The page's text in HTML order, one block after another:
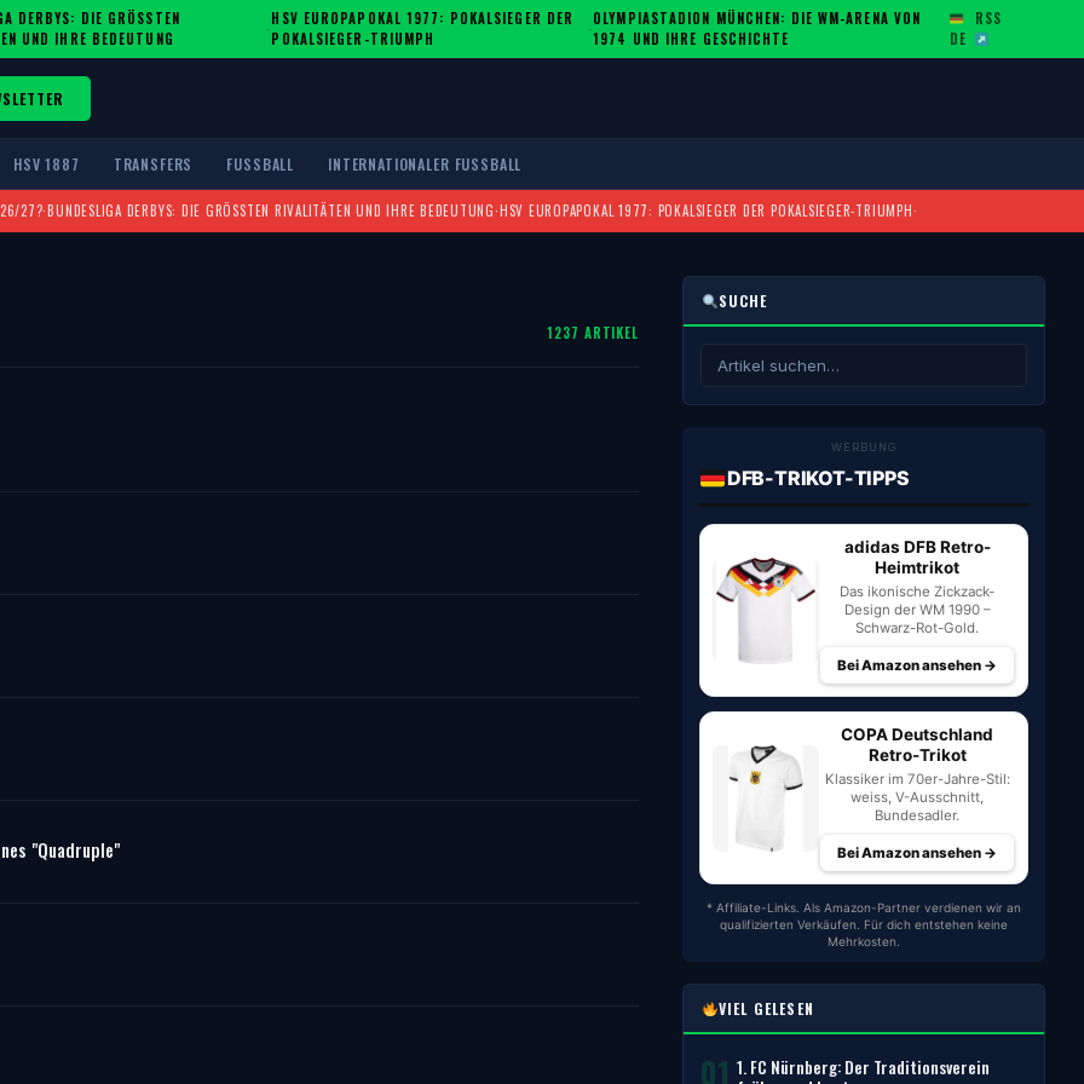
DERBYS: DIE GRÖSSTEN R
UND IHRE BEDEUTUNG
·
HSV EUROPAPOKAL 1977: POKALSIEGER DER
POKALSIEGER-TRIUMPH
·
OLYMPIASTADION MÜNCHEN: DIE WM-ARENA VON
1974 UND IHRE GESCHICHTE
DE
RSS
HSV 1887 TRANSFERS FUSSBALL INTERNATIONALER FUSSBALL
27?·BUNDESLIGA DERBYS: DIE GRÖSSTEN RIVALITÄTEN UND IHRE BEDEUTUNG ·HSV EUROPAPOKAL 1977: POKALSIEGER DER POKALSIEGER-TRIUMPH·
1237 ARTIKEL
"Quadruple"
SUCHE
WERBUNG
DFB-TRIKOT-TIPPS
adidas DFB Retro-
Heimtrikot
Das ikonische Zickzack-
Design der WM 1990 –
Schwarz-Rot-Gold.
Bei Amazon ansehen →
COPA Deutschland
Retro-Trikot
Klassiker im 70er-Jahre-Stil:
weiss, V-Ausschnitt,
Bundesadler.
Bei Amazon ansehen →
* Affiliate-Links. Als Amazon-Partner verdienen wir an
qualifizierten Verkäufen. Für dich entstehen keine
Mehrkosten.
VIEL GELESEN
01 1. FC Nürnberg: Der Traditionsverein